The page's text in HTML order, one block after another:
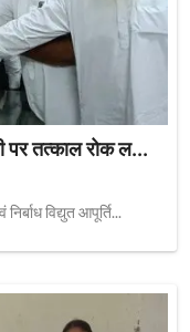
पर तत्काल रोक ल...
विद्युत आपूर्ति...